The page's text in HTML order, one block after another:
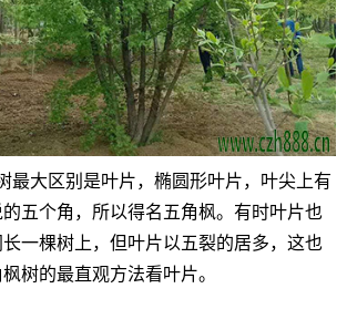
最大区别是叶片，椭圆形叶片，叶尖上有
五个角，所以得名五角枫。有时叶片也
一棵树上，但叶片以五裂的居多，这也
树的最直观方法看叶片。